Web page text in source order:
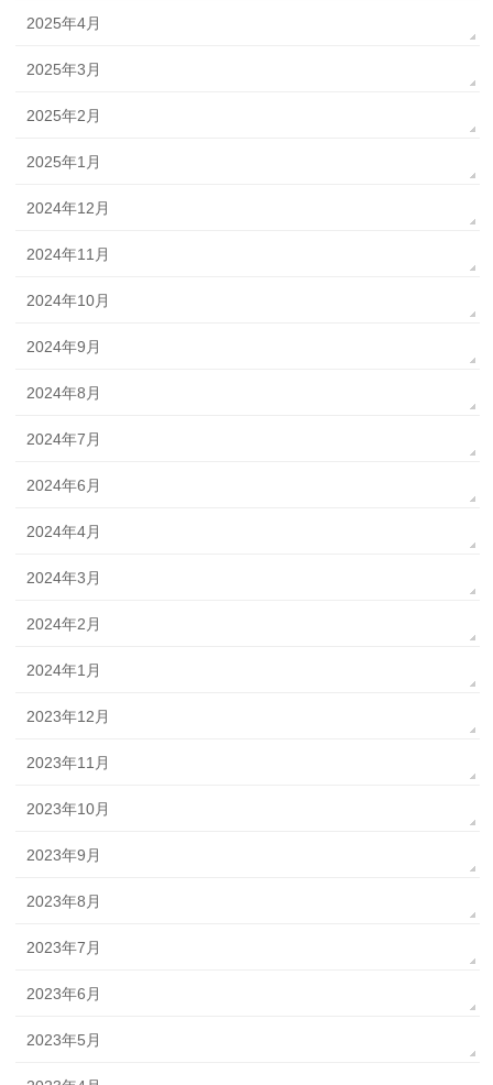
2025年4月
2025年3月
2025年2月
2025年1月
2024年12月
2024年11月
2024年10月
2024年9月
2024年8月
2024年7月
2024年6月
2024年4月
2024年3月
2024年2月
2024年1月
2023年12月
2023年11月
2023年10月
2023年9月
2023年8月
2023年7月
2023年6月
2023年5月